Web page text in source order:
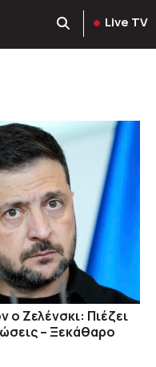
Live TV
ο Ζελένσκι: Πιέζει
– Ξεκάθαρο